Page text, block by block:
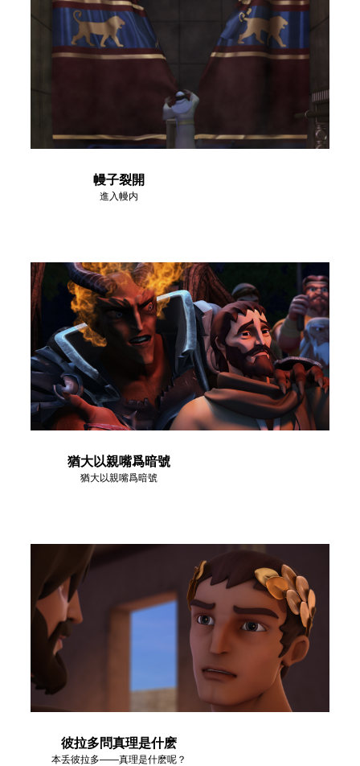
幔子裂開
進入幔内
猶大以親嘴爲暗號
猶大以親嘴爲暗號
彼拉多問真理是什麽
本丢彼拉多——真理是什麽呢？